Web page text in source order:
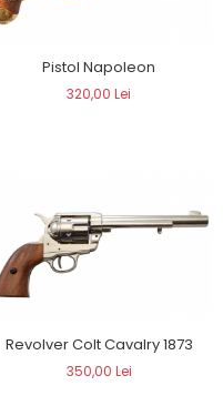
Pistol Napoleon
320,00 Lei
Revolver Colt Cavalry 1873
350,00 Lei